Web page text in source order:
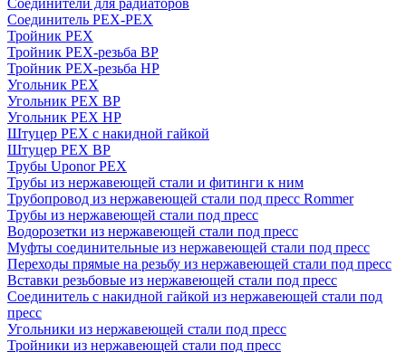
Соединитель PEX-PEX
Тройник PEX
Тройник PEX-резьба ВР
Тройник PEX-резьба НР
Угольник PEX
Угольник PEX ВР
Угольник PEX НР
Штуцер PEX c накидной гайкой
Штуцер PEX ВР
Трубы Uponor PEX
Трубы из нержавеющей стали и фитинги к ним
Трубопровод из нержавеющей стали под пресс Rommer
Трубы из нержавеющей стали под пресс
Водорозетки из нержавеющей стали под пресс
Муфты соединительные из нержавеющей стали под пресс
Переходы прямые на резьбу из нержавеющей стали под пресс
Вставки резьбовые из нержавеющей стали под пресс
Соединитель с накидной гайкой из нержавеющей стали под
пресс
Угольники из нержавеющей стали под пресс
Тройники из нержавеющей стали под пресс